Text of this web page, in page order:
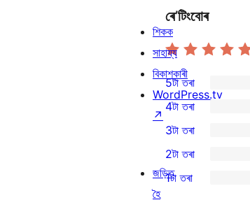
ৰে’টিংবোৰ
3
5-
star
reviews
5টা তৰা
4-
star
reviews
4টা তৰা
0
3-
star
3টা তৰা
2-
2টা তৰা
1টা তৰা
শিকক
সাহায্য
বিকাশকাৰী
WordPress.tv
↗
জড়িত
হৈ